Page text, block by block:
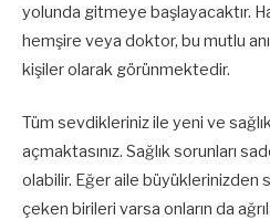
yolunda gitmeye başlayacaktır.
hemşire veya doktor, bu mutlu
kişiler olarak görünmektedir.
Tüm sevdikleriniz ile yeni ve
açmaktasınız. Sağlık sorunları
olabilir. Eğer aile büyüklerinizden
çeken birileri varsa onların da